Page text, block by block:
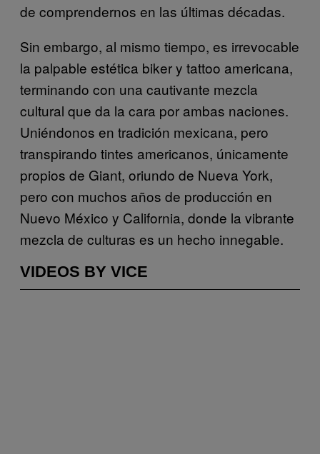
de comprendernos en las últimas décadas.
Sin embargo, al mismo tiempo, es irrevocable
la palpable estética biker y tattoo americana,
terminando con una cautivante mezcla
cultural que da la cara por ambas naciones.
Uniéndonos en tradición mexicana, pero
transpirando tintes americanos, únicamente
propios de Giant, oriundo de Nueva York,
pero con muchos años de producción en
Nuevo México y California, donde la vibrante
mezcla de culturas es un hecho innegable.
VIDEOS BY VICE